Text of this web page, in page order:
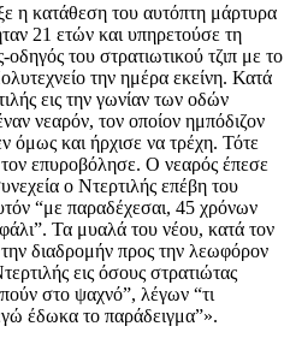
η κατάθεση του αυτόπτη μάρτυρα
21 ετών και υπηρετούσε τη
του στρατιωτικού τζιπ με το
την ημέρα εκείνη. Κατά
εις την γωνίαν των οδών
νεαρόν, τον οποίον ημπόδιζον
όμως και ήρχισε να τρέχη. Τότε
επυροβόλησε. Ο νεαρός έπεσε
ο Ντερτιλής επέβη του
“με παραδέχεσαι, 45 χρόνων
Τα μυαλά του νέου, κατά τον
διαδρομήν προς την λεωφόρον
εις όσους στρατιώτας
στο ψαχνό”, λέγων “τι
έδωκα το παράδειγμα”».